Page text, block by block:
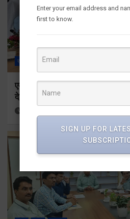
राज्य देहरादून
एमडीडीए बोर्ड बैठक में 25 विकास
देहरादून-मसूरी के नियोजित विकास को
Enter your email address and
first to know.
SIGN UP FOR